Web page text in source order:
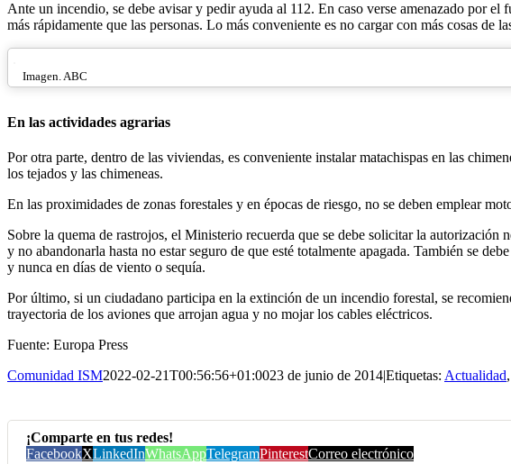
Ante un incendio, se debe avisar y pedir ayuda al 112. En caso verse amenazado por
más rápidamente que las personas. Lo más conveniente es no cargar con más cosas de
Imagen. ABC
En las actividades agrarias
Por otra parte, dentro de las viviendas, es conveniente instalar matachispas en las
los tejados y las chimeneas.
En las proximidades de zonas forestales y en épocas de riesgo, no se deben emplear
Sobre la quema de rastrojos, el Ministerio recuerda que se debe solicitar la autorización
y no abandonarla hasta no estar seguro de que esté totalmente apagada. También se
y nunca en días de viento o sequía.
Por último, si un ciudadano participa en la extinción de un incendio forestal, se
trayectoria de los aviones que arrojan agua y no mojar los cables eléctricos.
Fuente: Europa Press
Comunidad ISM2022-02-21T00:56:56+01:0023 de junio de 2014|Etiquetas: Actualidad,
¡Comparte en tus redes!
FacebookXLinkedInWhatsAppTelegramPinterestCorreo electrónico